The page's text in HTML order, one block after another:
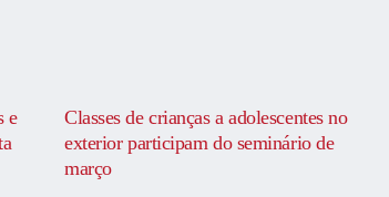
e
Classes de crianças a adolescentes no
exterior participam do seminário de
março